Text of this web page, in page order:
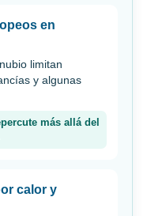
en
limitan
y algunas
más allá del
calor y